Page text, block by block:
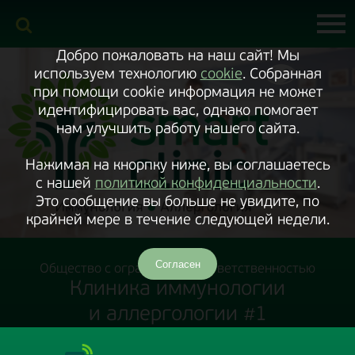
версию
сайта
Добро пожаловать на наш сайт! Мы
используем технологию cookie. Собранная
при помощи cookie информация не может
идентифицировать вас, однако помогает
нам улучшить работу нашего сайта.
Нажимая на кнорпку ниже, вы соглашаетесь
с нашей политикой конфиденциальности.
Это сообщение вы больше не увидите, по
крайней мере в течение следующей недели.
Согласен
Общество с ограниченной ответственностью
Клиника иммунологии
и аллергологии #1